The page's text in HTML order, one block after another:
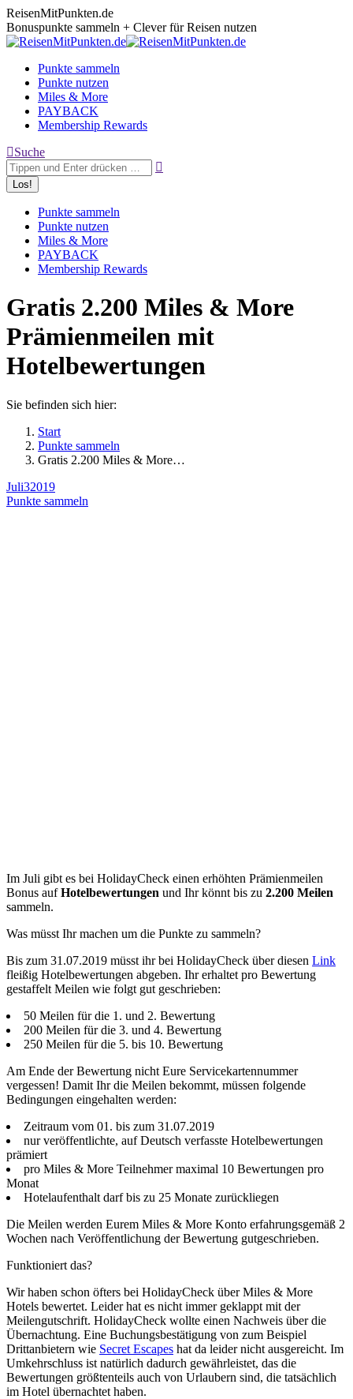
Zum
Inhalt
springen
ReisenMitPunkten.de
Bonuspunkte sammeln + Clever für Reisen nutzen
Punkte sammeln
Punkte nutzen
Miles & More
PAYBACK
Membership Rewards
Search:
Suche
Punkte sammeln
Punkte nutzen
Miles & More
PAYBACK
Membership Rewards
Gratis 2.200 Miles & More
Prämienmeilen mit
Hotelbewertungen
Sie befinden sich hier:
Start
Punkte sammeln
Gratis 2.200 Miles & More…
Juli32019
Punkte sammeln
Im Juli gibt es bei HolidayCheck einen erhöhten Prämienmeilen
Bonus aufHotelbewertungen und Ihr könnt bis zu 2.200 Meilen
sammeln.
Was müsst Ihr machen um die Punkte zu sammeln?
Bis zum 31.07.2019 müsst ihr bei HolidayCheck über diesen Link
fleißig Hotelbewertungen abgeben. Ihr erhaltet pro Bewertung
gestaffelt Meilen wie folgt gut geschrieben:
50 Meilen für die 1. und 2. Bewertung
200 Meilen für die 3. und 4. Bewertung
250 Meilen für die 5. bis 10. Bewertung
Am Ende der Bewertung nicht Eure Servicekartennummer
vergessen! Damit Ihr die Meilen bekommt, müssen folgende
Bedingungen eingehalten werden:
Zeitraum vom 01. bis zum 31.07.2019
nur veröffentlichte, auf Deutsch verfasste Hotelbewertungen
prämiert
pro Miles & More Teilnehmer maximal 10 Bewertungen pro
Monat
Hotelaufenthalt darf bis zu 25 Monate zurückliegen
Die Meilen werden Eurem Miles & More Konto erfahrungsgemäß 2
Wochen nach Veröffentlichung der Bewertung gutgeschrieben.
Funktioniert das?
Wir haben schon öfters bei HolidayCheck über Miles & More
Hotels bewertet. Leider hat es nicht immer geklappt mit der
Meilengutschrift. HolidayCheck wollte einen Nachweis über die
Übernachtung. Eine Buchungsbestätigung von zum Beispiel
Drittanbietern wie Secret Escapes hat da leider nicht ausgereicht. Im
Umkehrschluss ist natürlich dadurch gewährleistet, das die
Bewertungen größtenteils auch von Urlaubern sind, die tatsächlich
im Hotel übernachtet haben.